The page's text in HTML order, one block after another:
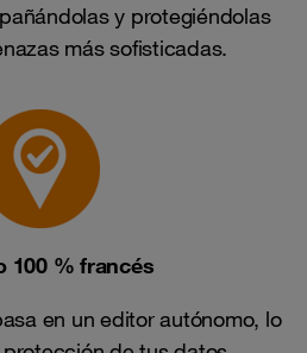
y protegiéndolas
más sofisticadas.
100 % francés
en un editor autónomo, lo